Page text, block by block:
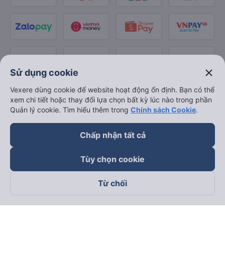
Theo dõi chúng tôi trên
Sử dụng cookie close
Vexere dùng cookie để website hoạt động ổn định. Bạn có thể
xem chi tiết hoặc thay đổi lựa chọn bất kỳ lúc nào trong phần
Quản lý cookie. Tìm hiểu thêm trong Chính sách Cookie.
Chấp nhận tất cả
Tùy chọn cookie
Từ chối